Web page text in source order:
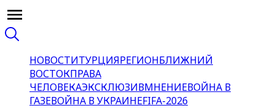
НОВОСТИТУРЦИЯРЕГИОНБЛИЖНИЙ
ВОСТОКПРАВА
ЧЕЛОВЕКАЭКСКЛЮЗИВМНЕНИЕВОЙНА В
ГАЗЕВОЙНА В УКРАИНЕFIFA-2026